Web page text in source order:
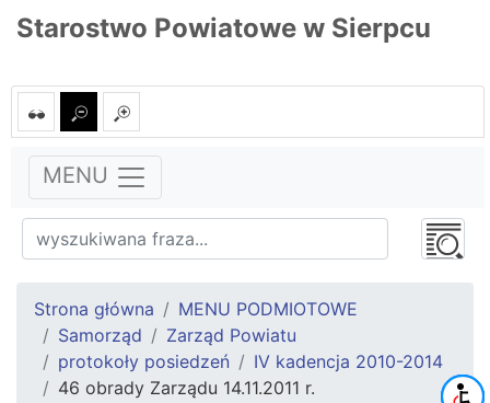
Starostwo Powiatowe w Sierpcu
MENU
Strona główna
MENU PODMIOTOWE
Samorząd
Zarząd Powiatu
protokoły posiedzeń
IV kadencja 2010-2014
46 obrady Zarządu 14.11.2011 r.